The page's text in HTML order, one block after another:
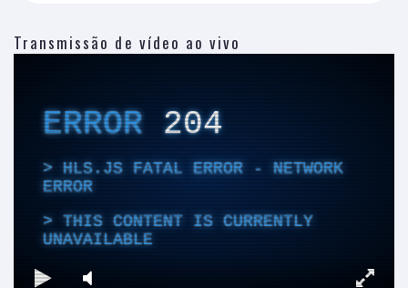
Transmissão de vídeo ao vivo